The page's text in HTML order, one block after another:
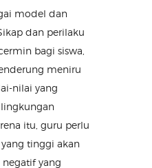
model dan
dan perilaku
bagi siswa,
meniru
nilai yang
itu, guru perlu
tinggi akan
yang